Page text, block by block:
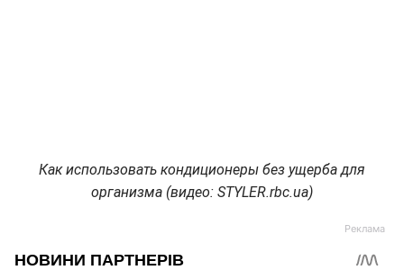
Как использовать кондиционеры без ущерба для
организма (видео: STYLER.rbc.ua)